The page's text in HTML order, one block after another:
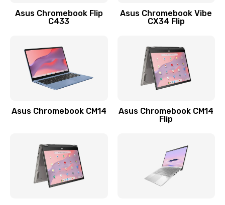
Заказать
Замена разъема зарядки (питания)
390 руб.
Замена разъёма наушников (гарнитуры)
Asus Chromebook Flip
C433
Asus Chromebook Vibe
CX34 Flip
Asus Chromebook CM14
Asus Chromebook CM14
Flip